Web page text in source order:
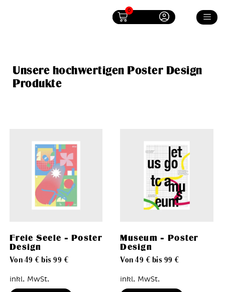
0
Unsere hochwertigen Poster Design
Produkte
Freie Seele – Poster
Design
Von 49€ bis99 €
inkl. MwSt.
Museum – Poster
Design
Von49 € bis 99€
inkl. MwSt.